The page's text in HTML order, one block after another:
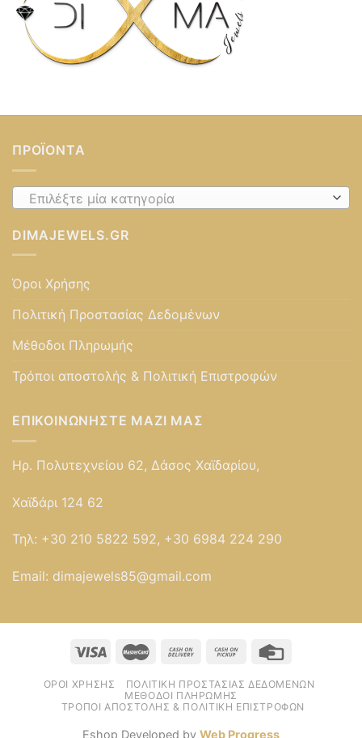
ΠΡΟΪΌΝΤΑ
Επιλέξτε μία κατηγορία
DIMAJEWELS.GR
Όροι Χρήσης
Πολιτική Προστασίας Δεδομένων
Μέθοδοι Πληρωμής
Τρόποι αποστολής & Πολιτική Επιστροφών
ΕΠΙΚΟΙΝΩΝΉΣΤΕ ΜΑΖΊ ΜΑΣ
Ηρ. Πολυτεχνείου 62, Δάσος Χαϊδαρίου,
Χαϊδάρι 124 62
Τηλ: +30 210 5822 592, +30 6984 224 290
Email: dimajewels85@gmail.com
ΌΡΟΙ ΧΡΉΣΗΣ
ΠΟΛΙΤΙΚΉ ΠΡΟΣΤΑΣΊΑΣ ΔΕΔΟΜΈΝΩΝ
ΜΈΘΟΔΟΙ ΠΛΗΡΩΜΉΣ
ΤΡΌΠΟΙ ΑΠΟΣΤΟΛΉΣ & ΠΟΛΙΤΙΚΉ ΕΠΙΣΤΡΟΦΏΝ
Eshop Developed by Web Progress